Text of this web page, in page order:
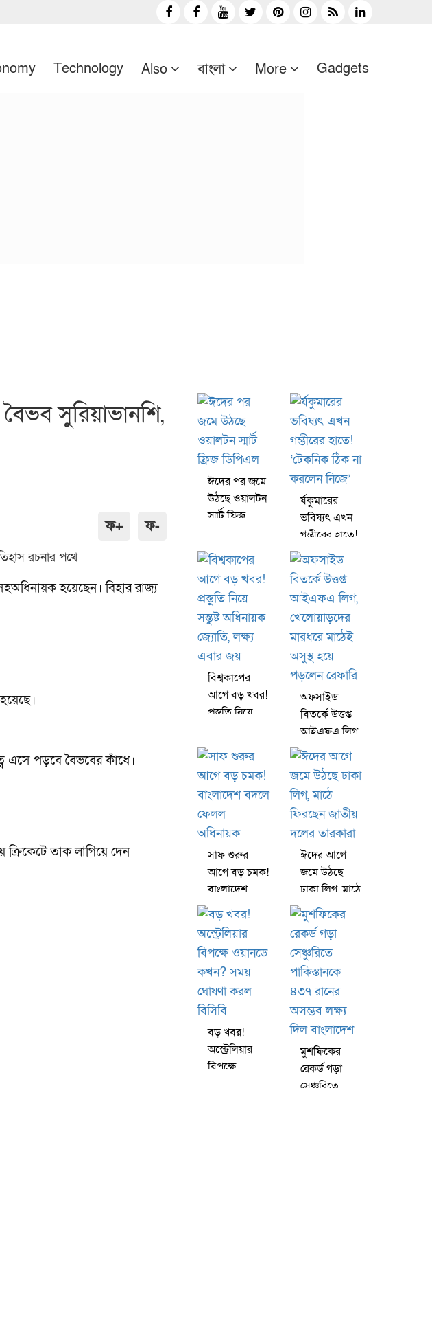
Technology Also বাংলা More Gadgets
সুরিয়াভানশি,
ফ+ ফ-
হয়েছেন। বিহার রাজ্য
এসে পড়বে বৈভবের কাঁধে।
ক্রিকেটে তাক লাগিয়ে দেন
ঈদের পর জমে
উঠছে ওয়ালটন
স্মার্ট ফ্রিজ
র্যকুমারের
ভবিষ্যৎ এখন
গম্ভীরের হাতে!
‘টেকনিক ঠিক
না করলেন
নিজে’
বিশ্বকাপের
আগে বড় খবর!
প্রস্তুতি নিয়ে
জ্যোতি, লক্ষ্য
এবার জয়
অফসাইড
বিতর্কে উত্তপ্ত
আইএফএ লিগ,
খেলোয়াড়দের
মারধরে মাঠেই
অসুস্থ হয়ে
পড়লেন রেফারি
সাফ শুরুর
আগে বড় চমক!
বাংলাদেশ
বদলে ফেলল
অধিনায়ক
ঈদের আগে
জমে উঠছে
ঢাকা লিগ, মাঠে
ফিরছেন জাতীয়
দলের তারকারা
বড় খবর!
অস্ট্রেলিয়ার
বিপক্ষে
মুশফিকের
রেকর্ড গড়া
সেঞ্চুরিতে